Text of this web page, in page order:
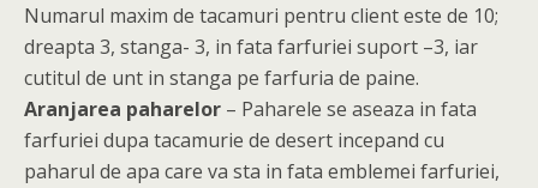
Numarul maxim de tacamuri pentru client este de 10;
dreapta 3, stanga- 3, in fata farfuriei suport –3, iar
cutitul de unt in stanga pe farfuria de paine.
Aranjarea paharelor – Paharele se aseaza in fata
farfuriei dupa tacamurie de desert incepand cu
paharul de apa care va sta in fata emblemei farfuriei,